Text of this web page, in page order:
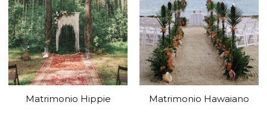
Matrimonio Hippie Matrimonio Hawaiano